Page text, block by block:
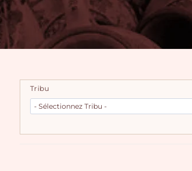
Tribu